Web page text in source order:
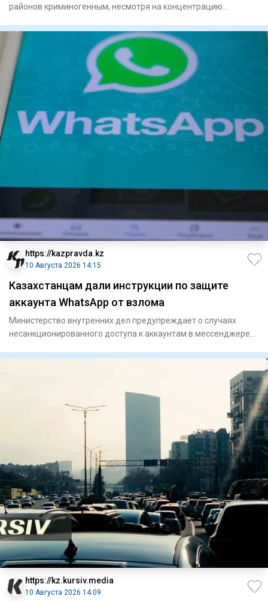
районов криминогенным, несмотря на концентрацию
https://kazpravda.kz
10 Августа 2026 14:15
Казахстанцам дали инструкции по защите
аккаунта WhatsApp от взлома
Министерство внутренних дел предупреждает о случаях
несанкционированного доступа к аккаунтам в мессенджере
https://kz.kursiv.media
10 Августа 2026 14:09